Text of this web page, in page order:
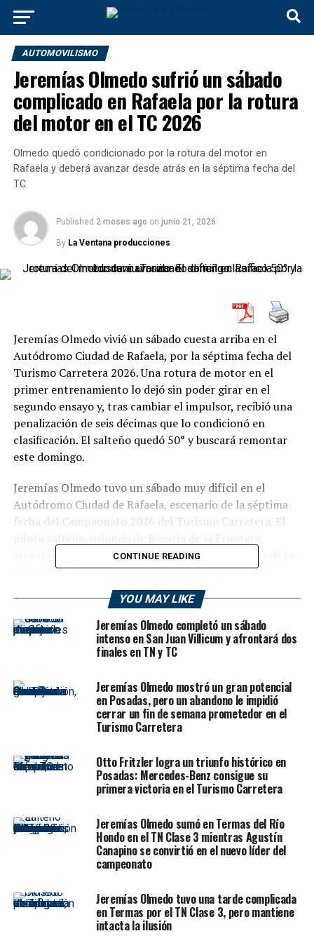
AUTOMOVILISMO
Jeremías Olmedo sufrió un sábado
complicado en Rafaela por la rotura
del motor en el TC 2026
Olmedo quedó condicionado por la rotura del motor en
Rafaela y deberá avanzar desde atrás en la séptima fecha del
TC.
Published 2 meses ago on junio 21, 2026
By La Ventana producciones
Jeremías Olmedo vivió un sábado cuesta arriba en el
Autódromo Ciudad de Rafaela, por la séptima fecha del
Turismo Carretera 2026. Una rotura de motor en el
primer entrenamiento lo dejó sin poder girar en el
segundo ensayo y, tras cambiar el impulsor, recibió una
penalización de seis décimas que lo condicionó en
clasificación. El salteño quedó 50° y buscará remontar
este domingo.
Jeremías Olmedo tuvo un sábado muy difícil en el
Autódromo Ciudad de Rafaela, escenario de la séptima
fecha del Campeonato 2026 del Turismo Carretera. El
afrontaba una jornada clave en el mítico “Templo de la
Velocidad”, pero una rotura de motor en el primer
entrenamiento condicionó por completo su actividad
con el Torino del Canning Motorsports.
La ilusión de comenzar el fin de semana con una buena
base de trabajo se frenó rápidamente. En el primer
apareciera el problema mecánico. La falla obligó al
equipo a detener la actividad antes de lo previsto y el
salteño terminó ubicado en el puesto 38° de la tanda.
entrenamiento. También le impidió participar del
segundo ensayo programado para la tarde, una
del circuito. En un trazado veloz, exigente y con mucha
dependencia del motor, perder una tanda completa
significa resignar referencias, puesta a punto y
confianza para la clasificación.
La rotura del motor marcó el
sábado de Olmedo
CONTINUE READING
YOU MAY LIKE
Jeremías Olmedo completó un sábado
intenso en San Juan Villicum y afrontará dos
finales en TN y TC
Jeremías Olmedo mostró un gran potencial
en Posadas, pero un abandono le impidió
cerrar un fin de semana prometedor en el
Turismo Carretera
Otto Fritzler logra un triunfo histórico en
Posadas: Mercedes-Benz consigue su
primera victoria en el Turismo Carretera
Jeremías Olmedo sumó en Termas del Río
Hondo en el TN Clase 3 mientras Agustín
Canapino se convirtió en el nuevo líder del
campeonato
Jeremías Olmedo tuvo una tarde complicada
en Termas por el TN Clase 3, pero mantiene
intacta la ilusión